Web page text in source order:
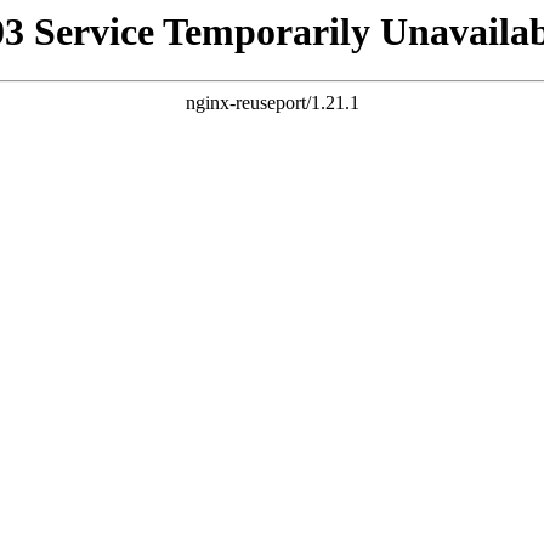
Service Temporarily
nginx-reuseport/1.21.1